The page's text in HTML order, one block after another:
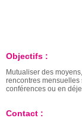
Objectifs :
Mutualiser des
rencontres mensuelles
conférences ou en
Contact :